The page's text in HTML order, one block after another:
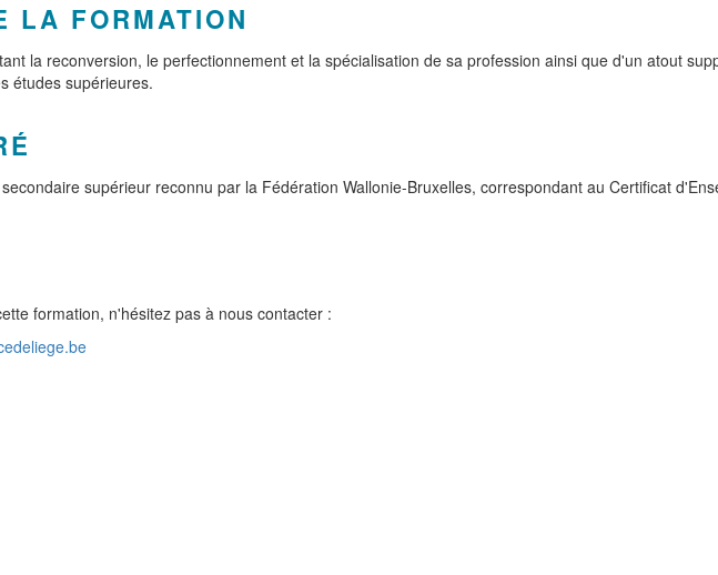
LA FORMATION
la reconversion, le perfectionnement et la spécialisation de sa profession ainsi que d'un atout
études supérieures.
supérieur reconnu par la Fédération Wallonie-Bruxelles, correspondant au Certificat
formation, n'hésitez pas à nous contacter :